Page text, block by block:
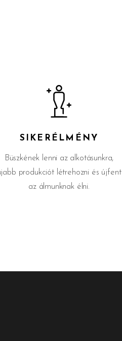
SIKERÉLMÉNY
Büszkének lenni az alkotásunkra,
produkciót létrehozni és újfent
az álmunknak élni.